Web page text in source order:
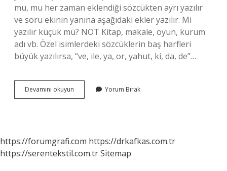
mu, mu her zaman eklendiği sözcükten ayrı yazılır
ve soru ekinin yanına aşağıdaki ekler yazılır. Mi
yazılır küçük mü? NOT Kitap, makale, oyun, kurum
adı vb. Özel isimlerdeki sözcüklerin baş harfleri
büyük yazılırsa, “ve, ile, ya, or, yahut, ki, da, de”…
Devamını okuyun
Nasıl
Yorum Bırak
https://forumgrafi.com https://drkafkas.com.tr
https://serentekstil.com.trSitemap